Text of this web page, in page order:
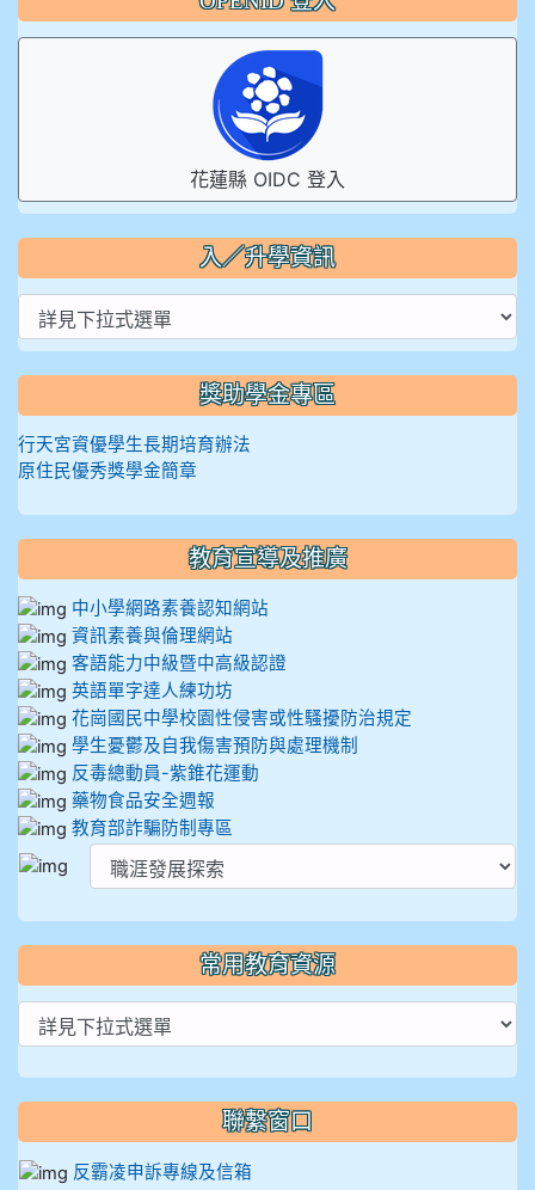
花蓮縣 OIDC 登入
入／升學資訊
獎助學金專區
行天宮資優學生長期培育辦法
原住民優秀獎學金簡章
教育宣導及推廣
中小學網路素養認知網站
資訊素養與倫理網站
客語能力中級暨中高級認證
英語單字達人練功坊
花崗國民中學校園性侵害或性騷擾防治規定
學生憂鬱及自我傷害預防與處理機制
反毒總動員-紫錐花運動
藥物食品安全週報
教育部詐騙防制專區
常用教育資源
聯繫窗口
反霸凌申訴專線及信箱